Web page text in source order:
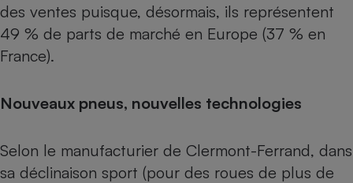
des ventes puisque, désormais, ils représentent
49 % de parts de marché en Europe (37 % en
France).
Nouveaux pneus, nouvelles technologies
Selon le manufacturier de Clermont-Ferrand, dans
sa déclinaison sport (pour des roues de plus de
Robot ménager